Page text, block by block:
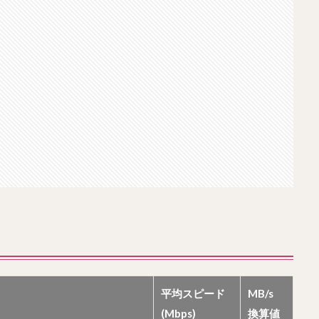
平均スピード
(Mbps)
MB/s
換算値